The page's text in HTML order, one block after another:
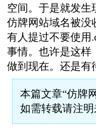
空间。于是就发生
仿牌网站域名被没
有人提过不要使用
事情。也许是这样
做到现在。还是有
本篇文章“仿牌
如需转载请注